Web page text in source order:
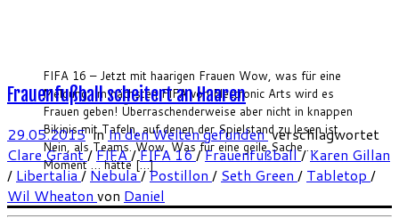
FIFA 16 – Jetzt mit haarigen Frauen Wow, was für eine
Meldung. Im nächsten FIFA von Electronic Arts wird es
Frauen geben! Überraschenderweise aber nicht in knappen
Bikinis mit Tafeln, auf denen der Spielstand zu lesen ist.
Nein, als Teams. Wow. Was für eine geile Sache …
Moment … hätte […]
Frauenfußball scheitert an Haaren
29.05.2015inIn den Weiten gefundenverschlagwortet
Clare Grant/FIFA/FIFA 16/Frauenfußball/Karen Gillan
/ Libertalia/ Nebula/Postillon / Seth Green / Tabletop /
Wil Wheaton von Daniel